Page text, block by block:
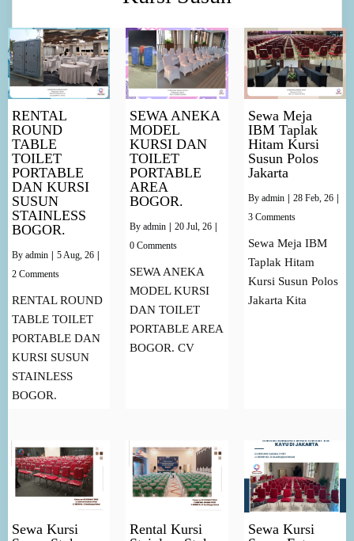
RENTAL
ROUND
TABLE
TOILET
PORTABLE
DAN KURSI
SUSUN
STAINLESS
BOGOR.
By admin 5Aug, 26
2 Comments
RENTAL ROUND
TABLE TOILET
PORTABLE DAN
KURSI SUSUN
STAINLESS
BOGOR.
SEWA ANEKA
MODEL
KURSI DAN
TOILET
PORTABLE
AREA
BOGOR.
Byadmin 20 Jul, 26
0 Comments
SEWA ANEKA
MODEL KURSI
DAN TOILET
PORTABLE AREA
BOGOR. CV
Sewa Meja
IBM Taplak
Hitam Kursi
Susun Polos
Jakarta
By admin 28 Feb, 26
3 Comments
Sewa Meja IBM
Taplak Hitam
Kursi Susun Polos
Jakarta Kita
Sewa Kursi
Rental Kursi
Sewa Kursi